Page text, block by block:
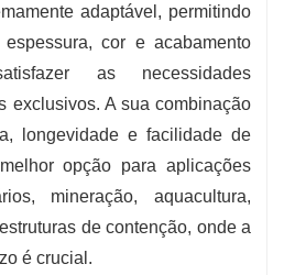
adaptável, permitindo
cor e acabamento
as necessidades
exclusivos. A sua combinação
longevidade e facilidade de
opção para aplicações
mineração, aquacultura,
de contenção, onde a
é crucial.